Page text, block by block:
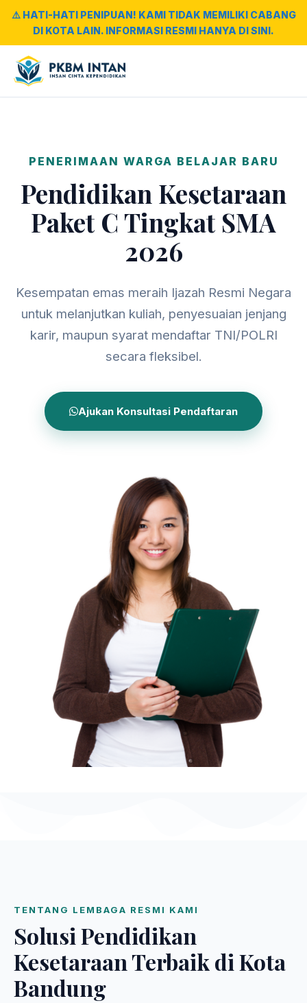
⚠️ HATI-HATI PENIPUAN! KAMI TIDAK MEMILIKI CABANG
DI KOTA LAIN. INFORMASI RESMI HANYA DI SINI.
PENERIMAAN WARGA BELAJAR BARU
Pendidikan Kesetaraan
Paket C Tingkat SMA
2026
Kesempatan emas meraih Ijazah Resmi Negara
untuk melanjutkan kuliah, penyesuaian jenjang
karir, maupun syarat mendaftar TNI/POLRI
secara fleksibel.
Ajukan Konsultasi Pendaftaran
TENTANG LEMBAGA RESMI KAMI
Solusi Pendidikan
Kesetaraan Terbaik di Kota
Bandung